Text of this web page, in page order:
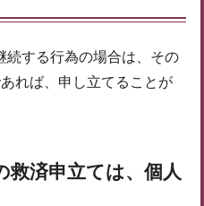
続する行為の場合は、その
れば、申し立てることが
済申立ては、個人